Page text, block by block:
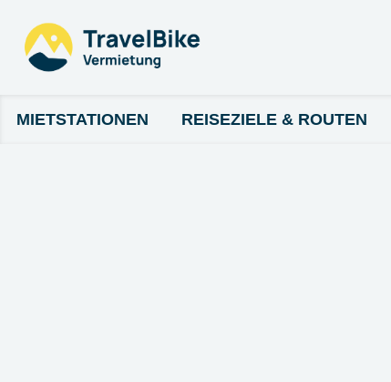
MIETSTATIONEN REISEZIELE & ROUTEN